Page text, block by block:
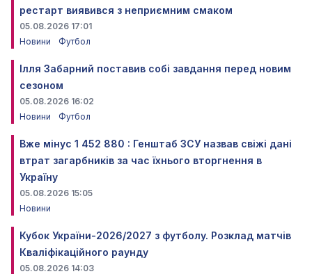
рестарт виявився з неприємним смаком
05.08.2026 17:01
Новини
Футбол
Ілля Забарний поставив собі завдання перед новим
сезоном
05.08.2026 16:02
Новини
Футбол
Вже мінус 1 452 880 : Генштаб ЗСУ назвав свіжі дані
втрат загарбників за час їхнього вторгнення в
Україну
05.08.2026 15:05
Новини
Кубок України-2026/2027 з футболу. Розклад матчів
Кваліфікаційного раунду
05.08.2026 14:03